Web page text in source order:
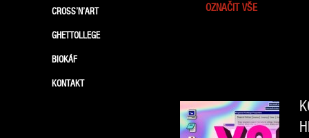
CROSS’N’ART
GHETTOLLEGE
BIOKÁF
KONTAKT
OZNAČIT VŠE